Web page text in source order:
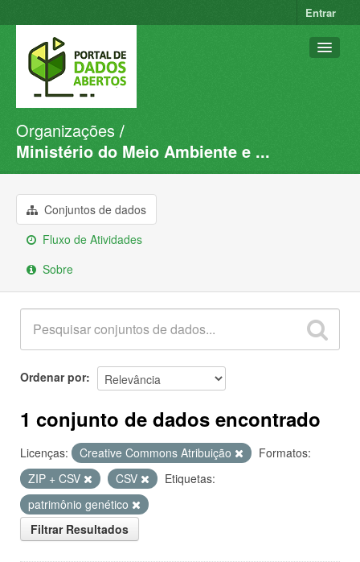
Entrar
Conjuntos de dados
Organizações
Sobre
Organizações
Ministério do Meio Ambiente e ...
Conjuntos de dados
Fluxo de Atividades
Sobre
Ordenar por
1 conjunto de dados encontrado
Licenças: Creative Commons Atribuição
Formatos:
ZIP + CSV
CSV
Etiquetas:
patrimônio genético
Filtrar Resultados